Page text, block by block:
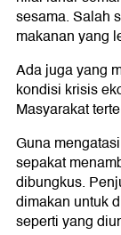
sesama. Salah
makanan yang
Ada juga yang
kondisi krisis
Masyarakat
Guna
sepakat
dibungkus.
dimakan untuk
seperti yang